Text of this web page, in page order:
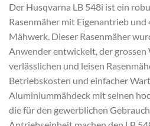
Der Husqvarna LB 548i ist ein
Rasenmäher mit Eigenantrieb
Mähwerk. Dieser Rasenmäher
Anwender entwickelt, der grossen
verlässlichen und leisen
Betriebskosten und einfacher
Aluminiummähdeck mit seinen
die für den gewerblichen